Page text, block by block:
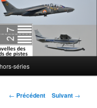
séries
Navigation
← Précédent Suivant →